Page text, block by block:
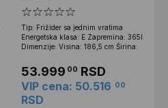
Tip: Frižider sa jednim vratima
Energetska klasa: E Zapremina: 365l
Dimenzije: Visina: 186,5 cm Širina:
53.999 00 RSD
VIP cena: 50.516 00
RSD